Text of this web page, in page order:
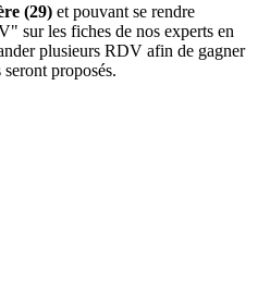
(29) et pouvant se rendre
sur les fiches de nos experts en
plusieurs RDV afin de gagner
proposés.